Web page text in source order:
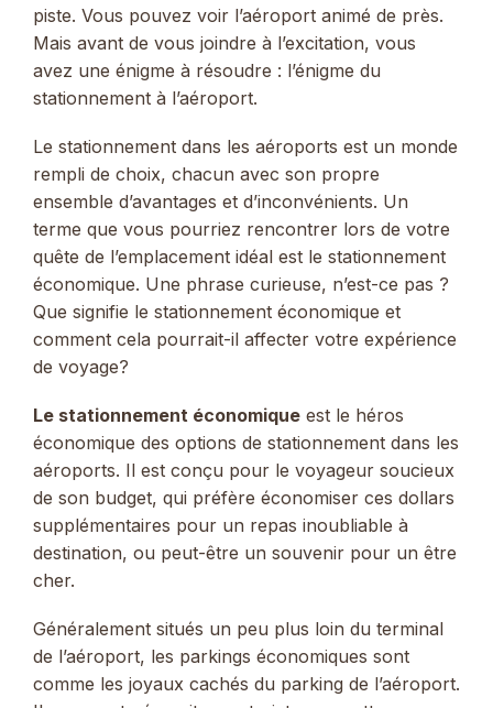
piste. Vous pouvez voir l’aéroport animé de près.
Mais avant de vous joindre à l’excitation, vous
avez une énigme à résoudre : l’énigme du
stationnement à l’aéroport.
Le stationnement dans les aéroports est un monde
rempli de choix, chacun avec son propre
ensemble d’avantages et d’inconvénients. Un
terme que vous pourriez rencontrer lors de votre
quête de l’emplacement idéal est le stationnement
économique. Une phrase curieuse, n’est-ce pas ?
Que signifie le stationnement économique et
comment cela pourrait-il affecter votre expérience
de voyage?
Le stationnement économique est le héros
économique des options de stationnement dans les
aéroports. Il est conçu pour le voyageur soucieux
de son budget, qui préfère économiser ces dollars
supplémentaires pour un repas inoubliable à
destination, ou peut-être un souvenir pour un être
cher.
Généralement situés un peu plus loin du terminal
de l’aéroport, les parkings économiques sont
comme les joyaux cachés du parking de l’aéroport.